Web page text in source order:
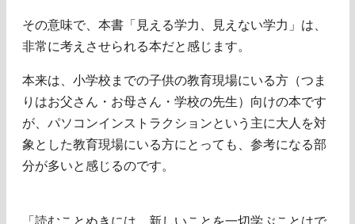
その意味で、本書「見える学力、見えない学力」は、
非常に考えさせられる本だと感じます。
本来は、小学校までの子供の教育現場にいる方（つま
りはお父さん・お母さん・学校の先生）向けの本です
が、パソコンインストラクションという主に大人を対
象とした教育現場にいる方にとっても、参考になる部
分が多いと感じるのです。